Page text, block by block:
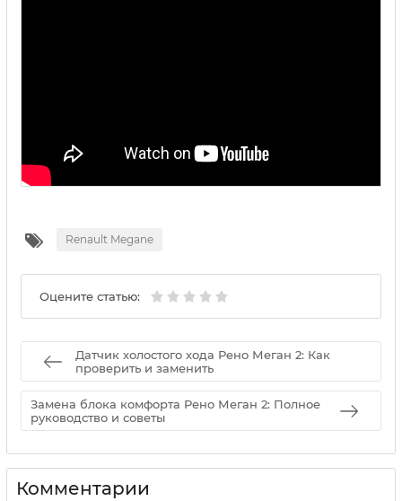
Renault Megane
Оцените статью:
Датчик холостого хода Рено Меган 2: Как
проверить и заменить
Замена блока комфорта Рено Меган 2: Полное
руководство и советы
Комментарии